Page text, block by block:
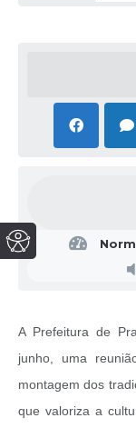
A Prefeitura de
junho, uma
montagem dos
que valoriza a